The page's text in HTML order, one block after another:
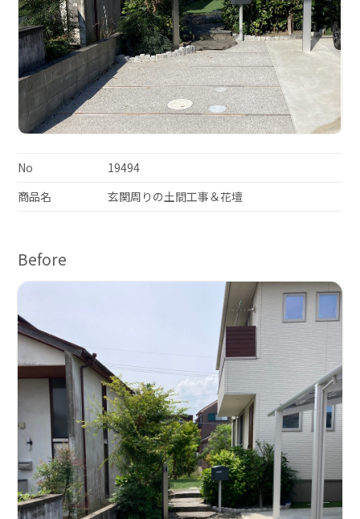
No
19494
商品名
玄関周りの土間工事＆花壇
Before